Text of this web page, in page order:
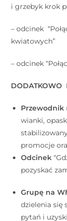
i grzebyk krok
– odcinek
kwiatowych”
– odcinek
DODATKOWO
Przewodnik
wianki,
promocje
Odcinek
pozyskać
Grupę na
dzielenia się
pytań i